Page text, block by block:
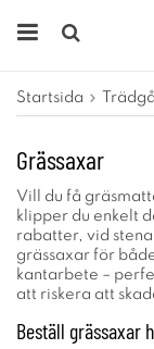
Startsida
Grässaxar
Vill du få
klipper du enkelt
rabatter, vid
grässaxar för
kantarbete –
att riskera att
Beställ grässaxar